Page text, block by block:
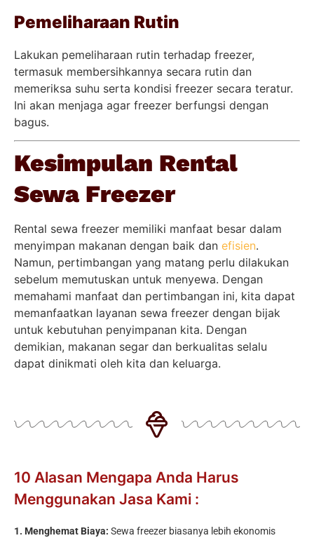
Pemeliharaan Rutin
Lakukan pemeliharaan rutin terhadap freezer,
termasuk membersihkannya secara rutin dan
memeriksa suhu serta kondisi freezer secara teratur.
Ini akan menjaga agar freezer berfungsi dengan
bagus.
Kesimpulan Rental
Sewa Freezer
Rental sewa freezer memiliki manfaat besar dalam
menyimpan makanan dengan baik dan efisien.
Namun, pertimbangan yang matang perlu dilakukan
sebelum memutuskan untuk menyewa. Dengan
memahami manfaat dan pertimbangan ini, kita dapat
memanfaatkan layanan sewa freezer dengan bijak
untuk kebutuhan penyimpanan kita. Dengan
demikian, makanan segar dan berkualitas selalu
dapat dinikmati oleh kita dan keluarga.
10 Alasan Mengapa Anda Harus
Menggunakan Jasa Kami :
1. Menghemat Biaya: Sewa freezer biasanya lebih ekonomis